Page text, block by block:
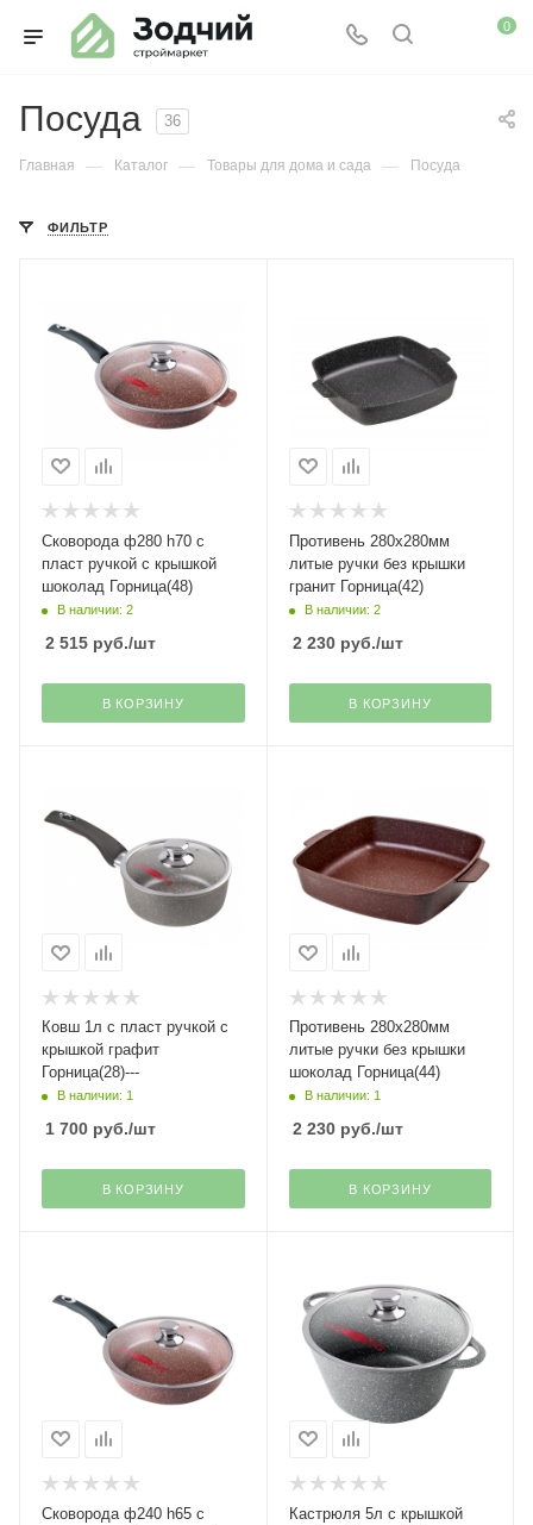
0
Посуда 36
Главная — Каталог — Товары для дома и сада — Посуда
ФИЛЬТР
Сковорода ф280 h70 с
пласт ручкой с крышкой
шоколад Горница(48)
В наличии: 2
2 515 руб./шт
В КОРЗИНУ
Противень 280х280мм
литые ручки без крышки
гранит Горница(42)
В наличии: 2
2 230руб./шт
В КОРЗИНУ
Ковш 1л с пласт ручкой с
крышкой графит
Горница(28)---
В наличии: 1
1 700 руб./шт
В КОРЗИНУ
Противень 280х280мм
литые ручки без крышки
шоколад Горница(44)
В наличии: 1
2 230руб./шт
В КОРЗИНУ
Сковорода ф240 h65 с
Кастрюля 5л с крышкой